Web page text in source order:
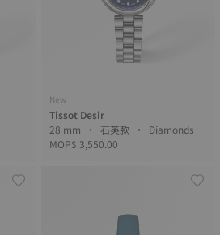
New
Tissot Desir
28 mm • 石英款 • Diamonds
MOP$ 3,550.00